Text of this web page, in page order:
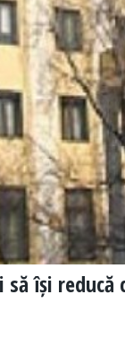
să își